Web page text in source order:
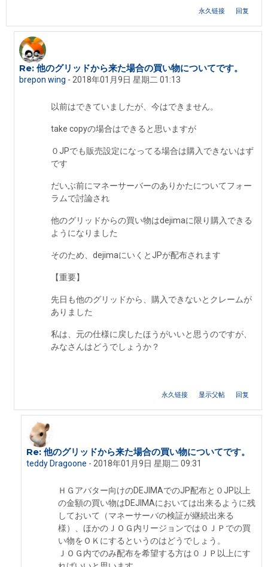
永久链接 回复
回复coro mo
Re: 他のグリッドから来た場合の買い物についてです。
brepon wing - 2018年01月9日 星期二 01:13
以前はできていましたが、今はできません。
take copyの場合はできると思いますが
０JPでも販売設定になってる場合は購入できないはず
です
だいぶ前にマネーサーバーのありかたについてフォー
ラムで討論され
他のグリッドからの買い物はdejimaに限り購入できる
ようになりました
そのため、dejimaにいくとJPが配布されます
【重要】
先日も他のグリッドから、購入できないとクレームが
ありました
私は、元の仕様に戻したほうがいいと思うのですが、
みなさんはどうでしょうか？
永久链接 显示父帖 回复
回复brepon wing
Re: 他のグリッドから来た場合の買い物についてです。
teddy Dragoone - 2018年01月9日 星期二 09:31
ＨＧアバター向けのDEJIMAでのJP配布と０JP以上
の金額の買い物はDEJIMAにおいては出来るように残
しておいて（マネーサーバの検証が継続出来る
様）、ほかのＪＯＧ内リージョンでは０ＪＰでの買
い物をＯＫにするというのはどうでしょう。
ＪＯＧ内でのみ配布を希望する方は０ＪＰ以上にす